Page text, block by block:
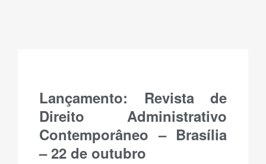
Lançamento: Revista de
Direito Administrativo
Contemporâneo – Brasília
– 22 de outubro